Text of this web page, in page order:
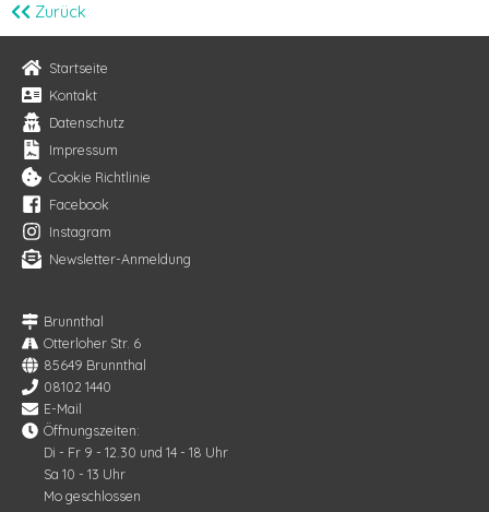
Zurück
Startseite
Kontakt
Datenschutz
Impressum
Cookie Richtlinie
Facebook
Instagram
Newsletter-Anmeldung
Brunnthal
Otterloher Str. 6
85649 Brunnthal
08102 1440
E-Mail
Öffnungszeiten:
Di - Fr 9 - 12.30 und 14 - 18 Uhr
Sa 10 - 13 Uhr
Mo geschlossen